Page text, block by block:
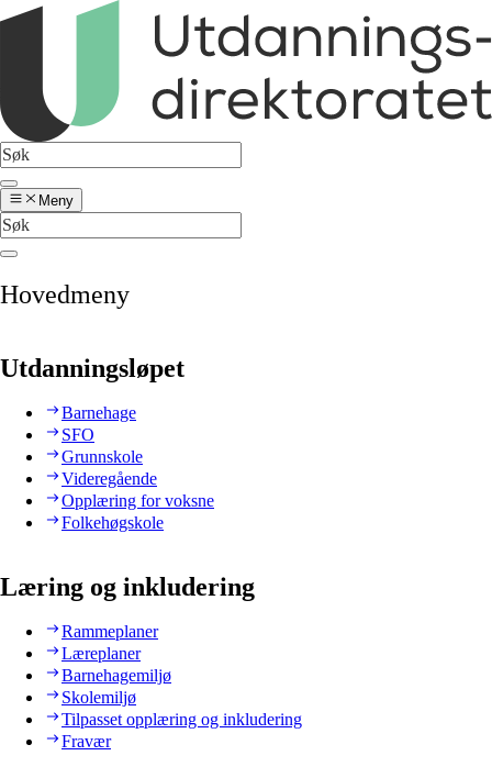
Meny
Hovedmeny
Utdanningsløpet
Barnehage
SFO
Grunnskole
Videregående
Opplæring for voksne
Folkehøgskole
Læring og inkludering
Rammeplaner
Læreplaner
Barnehagemiljø
Skolemiljø
Tilpasset opplæring og inkludering
Fravær